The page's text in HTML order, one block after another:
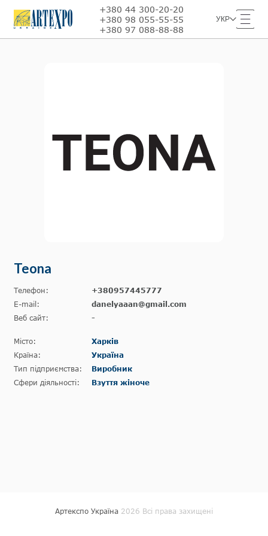
+380 44 300-20-20
+380 98 055-55-55
+380 97 088-88-88
УКР
Teona
Телефон:
+380957445777
E-mail:
danelyaaan@gmail.com
Веб сайт:
-
Місто:
Харків
Країна:
Україна
Тип підприємства:
Виробник
Сфери діяльності:
Взуття жіноче
Артекспо Україна 2026 Всі права захищені